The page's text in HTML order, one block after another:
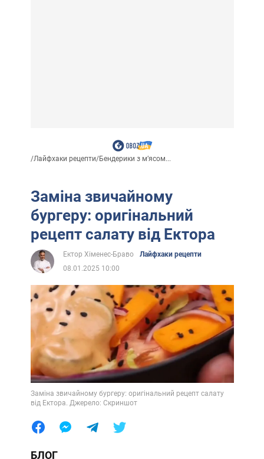
/Лайфхаки рецепти/Бендерики з м’ясом...
Заміна звичайному
бургеру: оригінальний
рецепт салату від Ектора
Ектор Хіменес-Браво
Лайфхаки рецепти
08.01.2025 10:00
Заміна звичайному бургеру: оригінальний рецепт салату
від Ектора. Джерело: Скриншот
БЛОГ